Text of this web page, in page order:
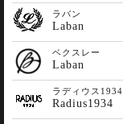
ラバン
Laban
ベクスレー
Laban
ラディウス1934
Radius1934